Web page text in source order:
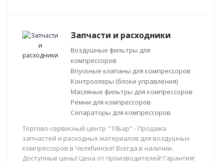
Запчасти и расходники
Воздушные фильтры для
компрессоров
Впускные клапаны для компрессоров
Контроллеры (блоки управления)
Масляные фильтры для компрессоров
Ремни для компрессоров
Сепараторы для компрессоров
Торгово-сервисный центр "10Бар" - Продажа
запчастей и расходных материалов для воздушных
компрессоров в Челябинске! Всегда в наличии.
Доступные цены! Цена от производителей! Гарантия!